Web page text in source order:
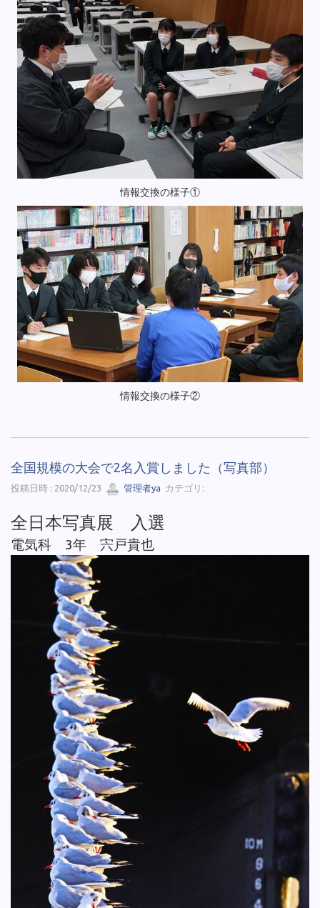
情報交換の様子①
情報交換の様子②
全国規模の大会で2名入賞しました（写真部）
投稿日時 : 2020/12/23 管理者ya カテゴリ:
全日本写真展 入選
電気科 3年 宍戸貴也